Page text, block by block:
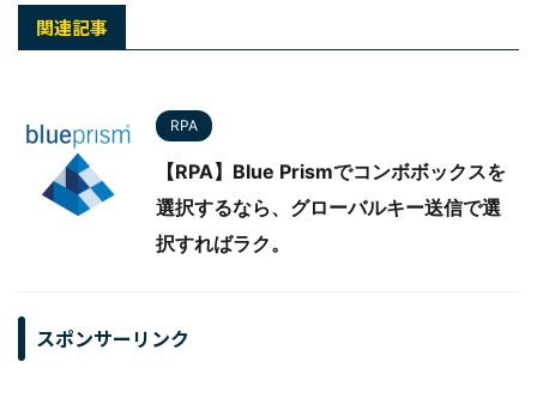
関連記事
RPA
【RPA】Blue Prismでコンボボックスを
選択するなら、グローバルキー送信で選
択すればラク。
スポンサーリンク